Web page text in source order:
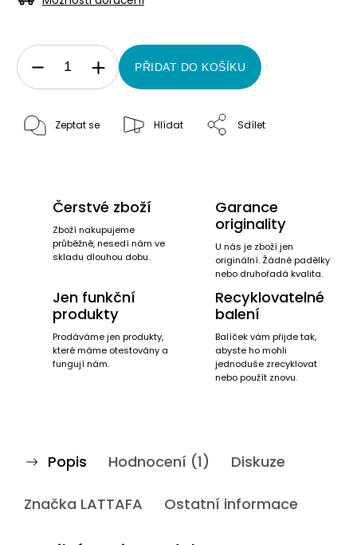
PŘIDAT DO KOŠÍKU
Zeptat se Hlídat Sdílet
Čerstvé zboží
Zboží nakupujeme
průběžně, nesedí nám ve
skladu dlouhou dobu.
Garance
originality
U nás je zboží jen
originální. Žádné padělky
nebo druhořadá kvalita.
Jen funkční
produkty
Prodáváme jen produkty,
které máme otestovány a
fungují nám.
Recyklovatelné
balení
Balíček vám přijde tak,
abyste ho mohli
jednoduše zrecyklovat
nebo použít znovu.
Popis Hodnocení (1) Diskuze
Značka LATTAFA Ostatní informace